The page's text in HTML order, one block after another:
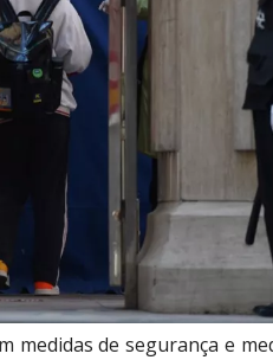
medidas de segurança e